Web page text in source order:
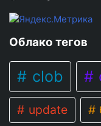
Облако тегов
clob
update